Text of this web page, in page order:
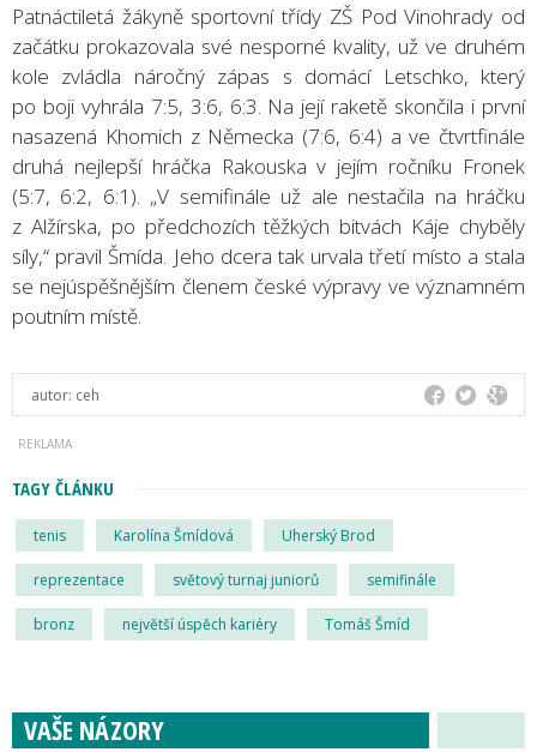
Patnáctiletá žákyně sportovní třídy ZŠ Pod Vinohrady od
začátku prokazovala své nesporné kvality, už ve druhém
kole zvládla náročný zápas s domácí Letschko, který
po boji vyhrála 7:5, 3:6, 6:3. Na její raketě skončila i první
nasazená Khomich z Německa (7:6, 6:4) a ve čtvrtfinále
druhá nejlepší hráčka Rakouska v jejím ročníku Fronek
(5:7, 6:2, 6:1). „V semifinále už ale nestačila na hráčku
z Alžírska, po předchozích těžkých bitvách Káje chyběly
síly,“ pravil Šmída. Jeho dcera tak urvala třetí místo a stala
se nejúspěšnějším členem české výpravy ve významném
poutním místě.
autor: ceh
TAGY ČLÁNKU
tenis Karolína Šmídová Uherský Brod
reprezentace světový turnaj juniorů semifinále
bronz největší úspěch kariéry Tomáš Šmíd
VAŠE NÁZORY